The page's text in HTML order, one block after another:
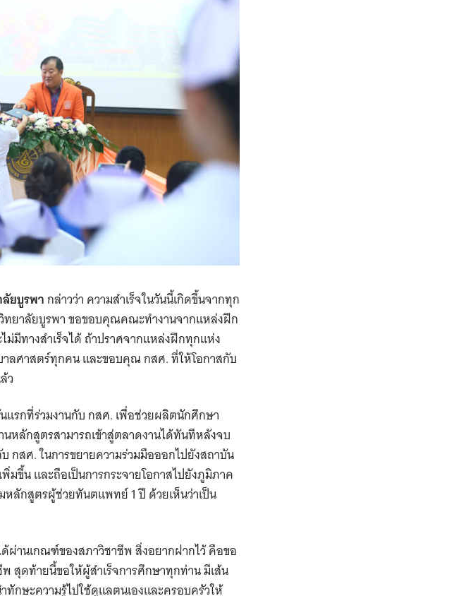
ยบูรพากล่าวว่า ความสำเร็จในวันนี้เกิดขึ้นจากทุก
ยาลัยบูรพา ขอขอบคุณคณะทำงานจากแหล่งฝึก
มีทางสำเร็จได้ ถ้าปราศจากแหล่งฝึกทุกแห่ง
ศาสตร์ทุกคน และขอบคุณ กสศ. ที่ให้โอกาสกับ
ว
แรกที่ร่วมงานกับ กสศ. เพื่อช่วยผลิตนักศึกษา
หลักสูตรสามารถเข้าสู่ตลาดงานได้ทันทีหลังจบ
กสศ. ในการขยายความร่วมมือออกไปยังสถาบัน
ขึ้น และถือเป็นการกระจายโอกาสไปยังภูมิภาค
หลักสูตรผู้ช่วยทันตแพทย์ 1 ปี ด้วยเห็นว่าเป็น
านเกณฑ์ของสภาวิชาชีพ สิ่งอยากฝากไว้ คือขอ
สุดท้ายนี้ขอให้ผู้สำเร็จการศึกษาทุกท่าน มีเส้น
กษะความรู้ไปใช้ดูแลตนเองและครอบครัวให้